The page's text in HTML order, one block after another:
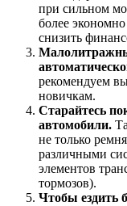
при сильном
более
снизить
рекомендуем
новичкам.
Старайтесь
автомобили.
не только
различными
элементов
тормозов).
Чтобы ездить